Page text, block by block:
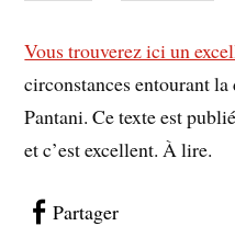
Vous trouverez ici un
circonstances entourant
Pantani. Ce texte est
et c’est excellent. À lire.
Partager